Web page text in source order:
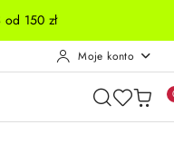
od 150 zł
Moje konto